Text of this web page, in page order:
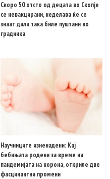
Скоро 50 отсто од децата во Скопје
се невакцирани, неделава ќе се
знаат дали така биле пуштани во
градинка
Научниците изненадени: Кај
бебињата родени за време на
пандемијата на корона, откриле две
фасцинантни промени